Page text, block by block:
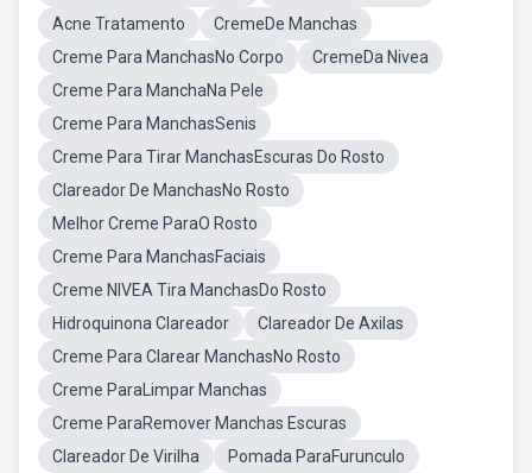
Acne Tratamento
CremeDe Manchas
Creme Para ManchasNo Corpo
CremeDa Nivea
Creme Para ManchaNa Pele
Creme Para ManchasSenis
Creme Para Tirar ManchasEscuras Do Rosto
Clareador De ManchasNo Rosto
Melhor Creme ParaO Rosto
Creme Para ManchasFaciais
Creme NIVEA Tira ManchasDo Rosto
Hidroquinona Clareador
Clareador De Axilas
Creme Para Clarear ManchasNo Rosto
Creme ParaLimpar Manchas
Creme ParaRemover Manchas Escuras
Clareador De Virilha
Pomada ParaFurunculo